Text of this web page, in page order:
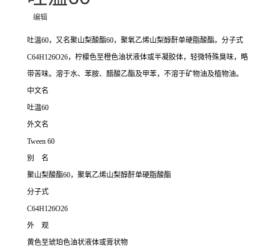
编辑
吐温60，又名聚山梨酸酯60，聚氧乙烯山梨醇酐单硬脂酸酯。分子式
C64H126O26，柠檬色至橙色油状液体或半凝胶体，轻微特殊臭味，略
带苦味。溶于水、苯胺、醋酸乙酯及甲苯，不溶于矿物油及植物油。
中文名
吐温60
外文名
Tween 60
别 名
聚山梨酸酯60，聚氧乙烯山梨醇酐单硬脂酸酯
分子式
C64H126O26
外 观
黄色至琥珀色油状液体或膏状物